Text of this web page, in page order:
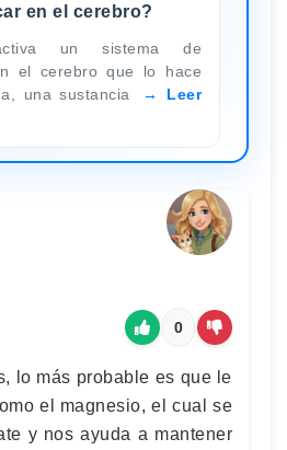
en el cerebro?
un sistema de
el cerebro que lo hace
una sustancia
Leer
0
lo más probable es que le
el magnesio, el cual se
y nos ayuda a mantener